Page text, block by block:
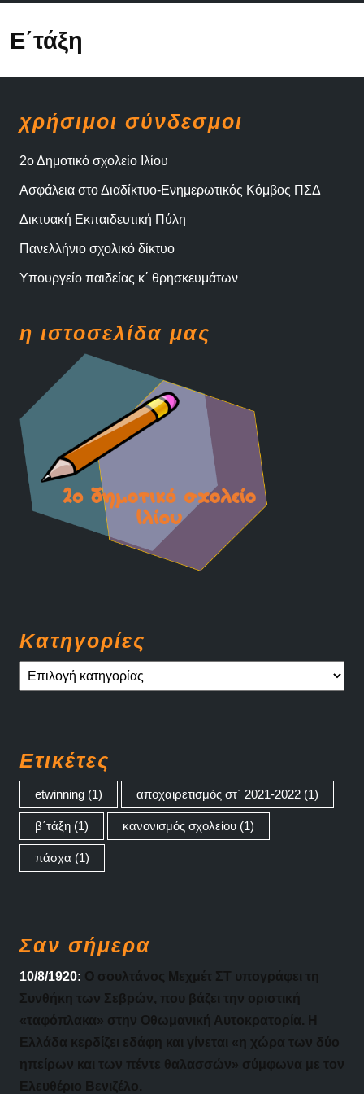
Ε΄τάξη
χρήσιμοι σύνδεσμοι
2ο Δημοτικό σχολείο Ιλίου
Ασφάλεια στο Διαδίκτυο-Ενημερωτικός Κόμβος ΠΣΔ
Δικτυακή Εκπαιδευτική Πύλη
Πανελλήνιο σχολικό δίκτυο
Υπουργείο παιδείας κ΄ θρησκευμάτων
η ιστοσελίδα μας
Kατηγορίες
Kατηγορίες
Ετικέτες
etwinning (1) αποχαιρετισμός στ΄ 2021-2022 (1)
β΄τάξη (1) κανονισμός σχολείου (1)
πάσχα (1)
Σαν σήμερα
10/8/1920: Ο σουλτάνος Μεχμέτ ΣΤ υπογράφει τη
Συνθήκη των Σεβρών, που βάζει την οριστική
«ταφόπλακα» στην Οθωμανική Αυτοκρατορία. Η
Ελλάδα κερδίζει εδάφη και γίνεται «η χώρα των δύο
ηπείρων και των πέντε θαλασσών» σύμφωνα με τον
Ελευθέριο Βενιζέλο.